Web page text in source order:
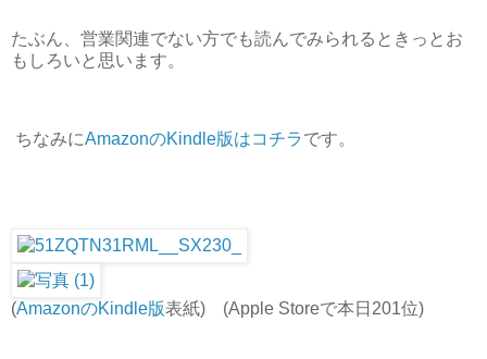
たぶん、営業関連でない方でも読んでみられるときっとお
もしろいと思います。
ちなみにAmazonのKindle版はコチラです。
(AmazonのKindle版表紙) (Apple Storeで本日201位)